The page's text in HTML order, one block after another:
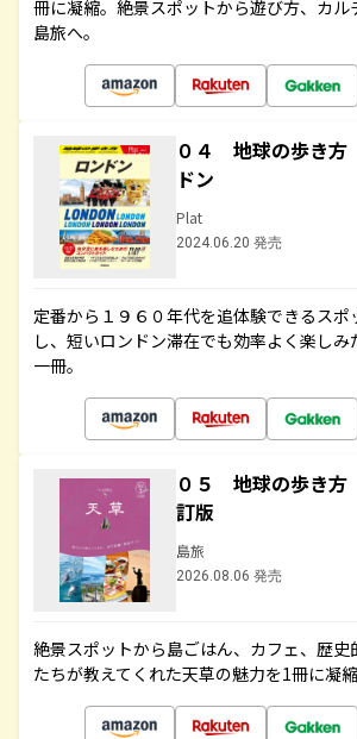
冊に凝縮。絶景スポットから遊び方、カル
島旅へ。
０４ 地球の歩き
ドン
Plat
2024.06.20 発売
定番から１９６０年代を追体験できるス
し、短いロンドン滞在でも効率よく楽し
一冊。
０５ 地球の歩き
訂版
島旅
2026.08.06 発売
絶景スポットから島ごはん、カフェ、歴史
たちが教えてくれた天草の魅力を1冊に凝